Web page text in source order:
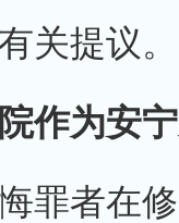
关提议
作为安
罪者在